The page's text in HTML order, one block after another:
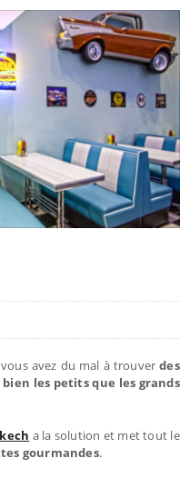
avez du mal à trouverdes
les petits que les grands
a la solution et met tout le
gourmandes.